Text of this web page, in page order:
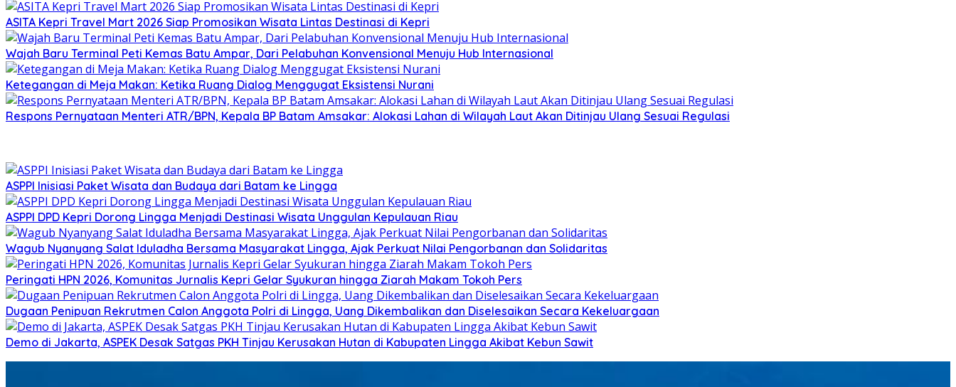
ASITA Kepri Travel Mart 2026 Siap Promosikan Wisata Lintas Destinasi di Kepri
Wajah Baru Terminal Peti Kemas Batu Ampar, Dari Pelabuhan Konvensional Menuju Hub Internasional
Ketegangan di Meja Makan: Ketika Ruang Dialog Menggugat Eksistensi Nurani
Respons Pernyataan Menteri ATR/BPN, Kepala BP Batam Amsakar: Alokasi Lahan di Wilayah Laut Akan Ditinjau Ulang Sesuai Regulasi
ASPPI Inisiasi Paket Wisata dan Budaya dari Batam ke Lingga
ASPPI DPD Kepri Dorong Lingga Menjadi Destinasi Wisata Unggulan Kepulauan Riau
Wagub Nyanyang Salat Iduladha Bersama Masyarakat Lingga, Ajak Perkuat Nilai Pengorbanan dan Solidaritas
Peringati HPN 2026, Komunitas Jurnalis Kepri Gelar Syukuran hingga Ziarah Makam Tokoh Pers
Dugaan Penipuan Rekrutmen Calon Anggota Polri di Lingga, Uang Dikembalikan dan Diselesaikan Secara Kekeluargaan
Demo di Jakarta, ASPEK Desak Satgas PKH Tinjau Kerusakan Hutan di Kabupaten Lingga Akibat Kebun Sawit